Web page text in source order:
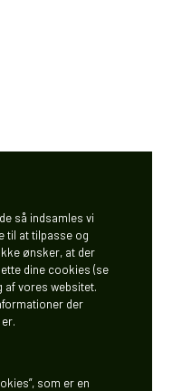
så indsamles vi
til at tilpasse og
ønsker, at der
dine cookies (se
af vores websitet.
der
som er en